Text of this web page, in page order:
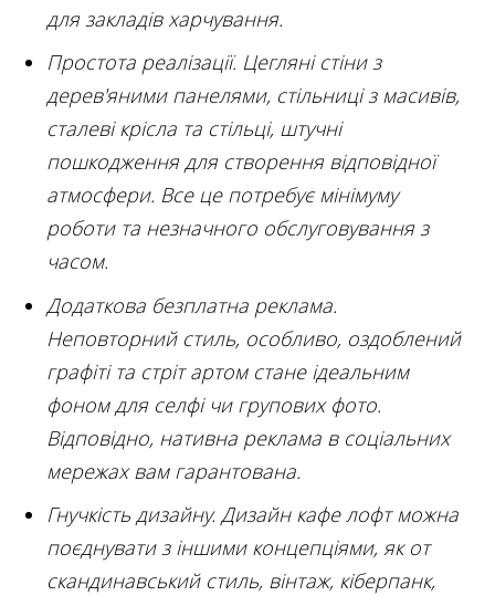
для закладів харчування.
Простота реалізації. Цегляні стіни з
дерев'яними панелями, стільниці з масивів,
сталеві крісла та стільці, штучні
пошкодження для створення відповідної
атмосфери. Все це потребує мінімуму
роботи та незначного обслуговування з
часом.
Додаткова безплатна реклама.
Неповторний стиль, особливо, оздоблений
графіті та стріт артом стане ідеальним
фоном для селфі чи групових фото.
Відповідно, нативна реклама в соціальних
мережах вам гарантована.
Гнучкість дизайну. Дизайн кафе лофт можна
поєднувати з іншими концепціями, як от
скандинавський стиль, вінтаж, кіберпанк,